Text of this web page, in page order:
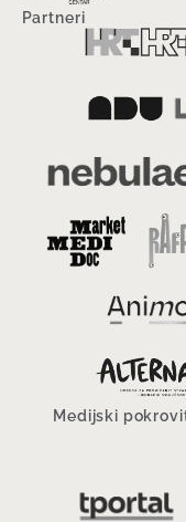
Partneri
Medijski